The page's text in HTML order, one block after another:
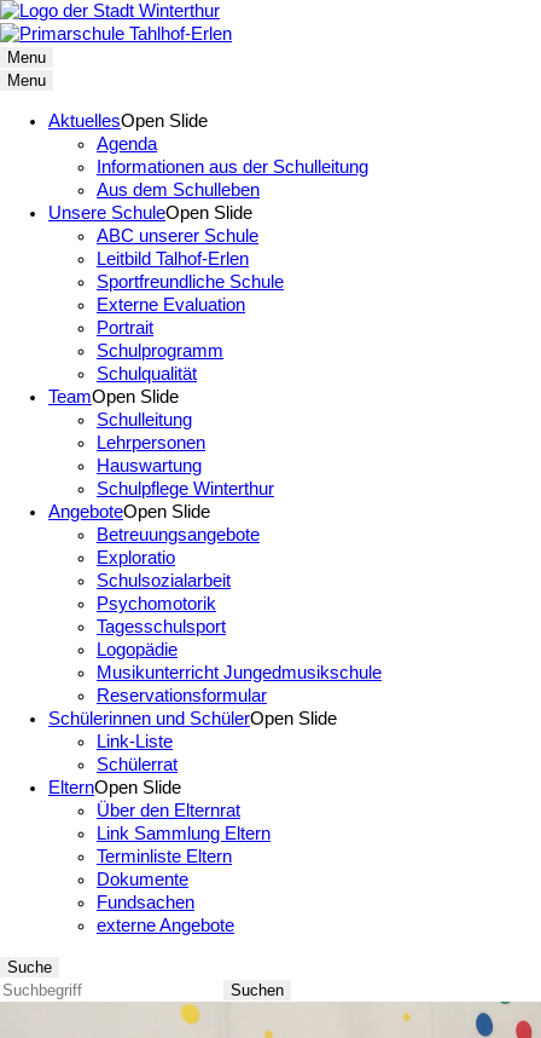
Menu
Menu
AktuellesOpen Slide
Agenda
Informationen aus der Schulleitung
Aus dem Schulleben
Unsere SchuleOpen Slide
ABC unserer Schule
Leitbild Talhof-Erlen
Sportfreundliche Schule
Externe Evaluation
Portrait
Schulprogramm
Schulqualität
TeamOpen Slide
Schulleitung
Lehrpersonen
Hauswartung
Schulpflege Winterthur
AngeboteOpen Slide
Betreuungsangebote
Exploratio
Schulsozialarbeit
Psychomotorik
Tagesschulsport
Logopädie
Musikunterricht Jungedmusikschule
Reservationsformular
Schülerinnen und SchülerOpen Slide
Link-Liste
Schülerrat
ElternOpen Slide
Über den Elternrat
Link Sammlung Eltern
Terminliste Eltern
Dokumente
Fundsachen
externe Angebote
Suche
Suchen